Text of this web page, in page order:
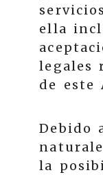
ella
legales
de este
Debido
la